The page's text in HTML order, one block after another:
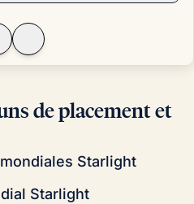
de placement et
Starlight
Starlight